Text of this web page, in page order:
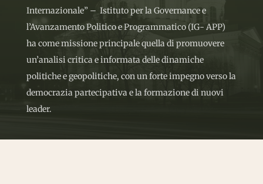
Internazionale” – Istituto per la Governance e
l’Avanzamento Politico e Programmatico (IG- APP)
ha come missione principale quella di promuovere
un’analisi critica e informata delle dinamiche
politiche e geopolitiche, con un forte impegno verso la
democrazia partecipativa e la formazione di nuovi
leader.